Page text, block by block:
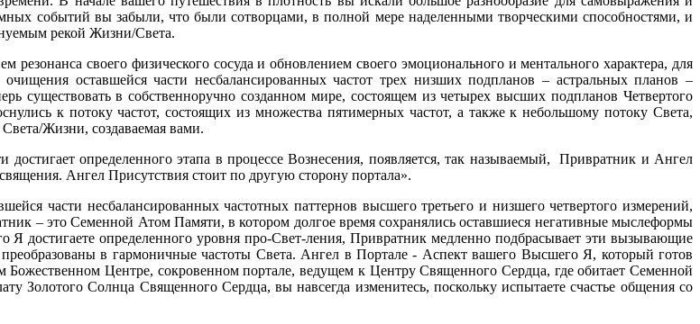
событий вы забыли, что были сотворцами, в полной мере наделенными творческими способностями, и
рекой Жизни/Света.
своего физического сосуда и обновлением своего эмоционального и ментального характера, для
оставшейся части несбалансированных частот трех низших подпланов – астральных планов –
существовать в собственноручно созданном мире, состоящем из четырех высших подпланов Четвертого
к потоку частот, состоящих из множества пятимерных частот, а также к небольшому потоку Света,
Жизни, создаваемая вами.
определенного этапа в процессе Вознесения, появляется, так называемый, Привратник и Ангел
Ангел Присутствия стоит по другую сторону портала».
части несбалансированных частотных паттернов высшего третьего и низшего четвертого измерений,
– это Семенной Атом Памяти, в котором долгое время сохранялись оставшиеся негативные мыслеформы
достигаете определенного уровня про-Свет-ления, Привратник медленно подбрасывает эти вызывающие
в гармоничные частоты Света. Ангел в Портале - Аспект вашего Высшего Я, который готов
Центре, сокровенном портале, ведущем к Центру Священного Сердца, где обитает Семенной
Золотого Солнца Священного Сердца, вы навсегда изменитесь, поскольку испытаете счастье общения со